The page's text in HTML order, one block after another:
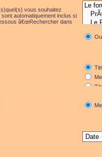
vous souhaitez
automatiquement inclus si
â€œRechercher dans